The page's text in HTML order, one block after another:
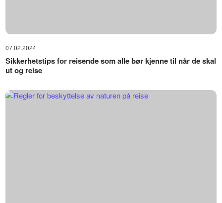
07.02.2024
Sikkerhetstips for reisende som alle bør kjenne til når de skal
ut og reise